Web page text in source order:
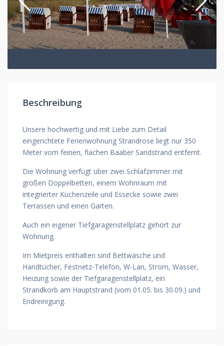
Beschreibung
Unsere hochwertig und mit Liebe zum Detail
eingerichtete Ferienwohnung Strandrose liegt nur 350
Meter vom feinen, flachen Baaber Sandstrand entfernt.
Die Wohnung verfügt über zwei Schlafzimmer mit
großen Doppelbetten, einem Wohnraum mit
integrierter Küchenzeile und Essecke sowie zwei
Terrassen und einen Garten.
Auch ein eigener Tiefgaragenstellplatz gehört zur
Wohnung.
Im Mietpreis enthalten sind Bettwäsche und
Handtücher, Festnetz-Telefon, W-Lan, Strom, Wasser,
Heizung sowie der Tiefgaragenstellplatz, ein
Strandkorb am Hauptstrand (vom 01.05. bis 30.09.) und
Endreinigung.